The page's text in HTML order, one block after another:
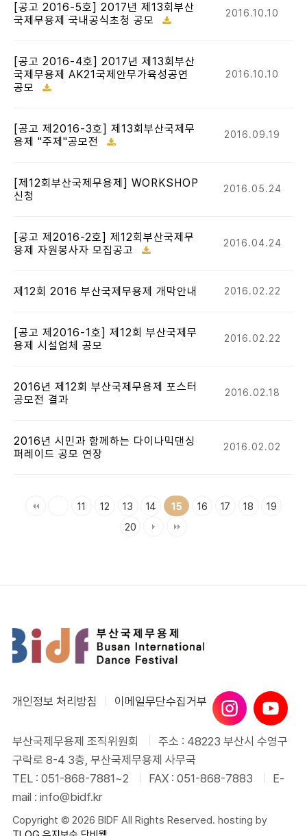
[공고 2016-5호] 2017년 제13회부산
국제무용제 국내공식초청 공모
2016.10.10
[공고 2016-4호] 2017년 제13회부산
국제무용제 AK21국제안무가육성공연
공모
2016.10.10
[공고 제2016-3호] 제13회부산국제무
용제 "주제"공모전
2016.09.19
[제12회부산국제무용제] WORKSHOP
신청
2016.05.24
[공고 제2016-2호] 제12회부산국제무
용제 자원봉사자 모집공고
2016.04.24
제12회 2016 부산국제무용제 개막안내 2016.02.22
[공고 제2016-1호] 제12회 부산국제무
용제 시설업체 공모
2016.02.22
2016년 제12회 부산국제무용제 포스터
공모전 결과
2016.02.18
2016년 시민과 함께하는 다이나믹댄싱
퍼레이드 공모 연장
2016.02.02
11 12 13 14 15 16 17 18 19
20
개인정보 처리방침 이메일무단수집거부
부산국제무용제 조직위원회
주소 : 48223 부산시 수영구
구락로 8-4 3층, 부산국제무용제 사무국
TEL : 051-868-7881~2
FAX : 051-868-7883
E-
mail : info@bidf.kr
Copyright © 2026 BIDF All Rights Reserved. hosting by